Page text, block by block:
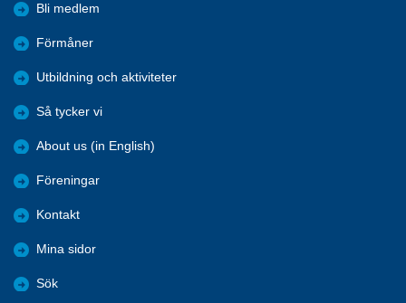
Bli medlem
Förmåner
Utbildning och aktiviteter
Så tycker vi
About us (in English)
Föreningar
Kontakt
Mina sidor
Sök